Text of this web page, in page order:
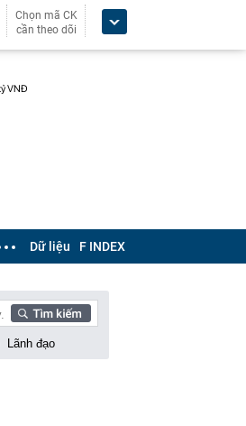
Chọn mã CK
cần theo dõi
Dữ liệu F INDEX
Lãnh đạo